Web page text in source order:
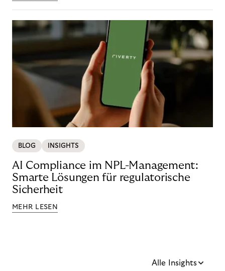
BLOG INSIGHTS
AI Compliance im NPL-Management:
Smarte Lösungen für regulatorische
Sicherheit
MEHR LESEN
Alle Insights